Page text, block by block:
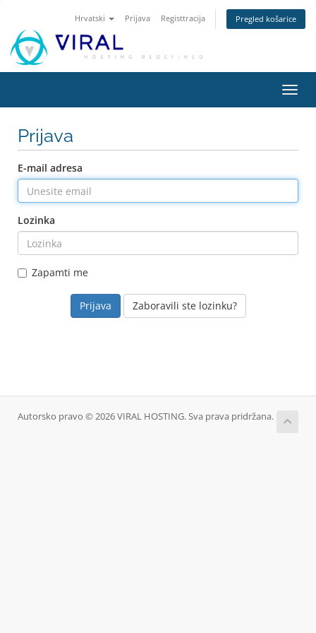
Hrvatski Prijava Registtracija Pregled košarice
Prijava
E-mail adresa
Lozinka
Zapamti me
Zaboravili ste lozinku?
Autorsko pravo © 2026 VIRAL HOSTING. Sva prava pridržana.